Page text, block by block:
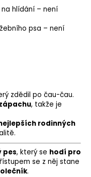
hlídání – není
psa – není
zdědil po čau-čau.
, takže je
rodinných
pes, který se hodí pro
se z něj stane
.